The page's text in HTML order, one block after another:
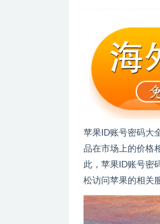
苹果ID账号密码大
品在市场上的价格
此，苹果ID账号密
松访问苹果的相关